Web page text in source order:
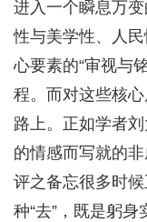
进入一个瞬息万
性与美学性、人
心要素的“审视与
程。而对这些核
路上。正如学者
的情感而写就的
评之备忘很多时
种“去”，既是躬